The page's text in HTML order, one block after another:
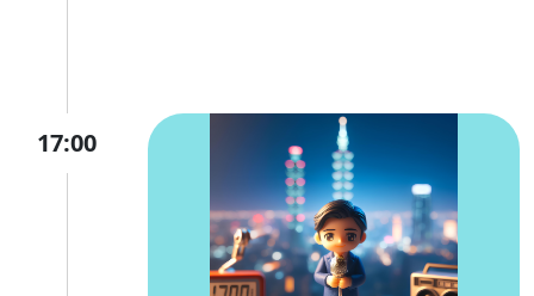
17:00